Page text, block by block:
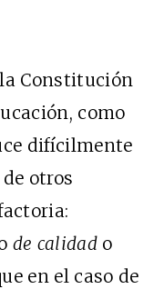
Constitución
como
difícilmente
otros
de calidad o
en el caso de